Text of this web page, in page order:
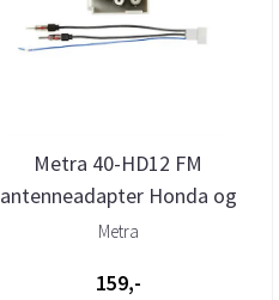
Metra 40-HD12 FM
antenneadapter Honda og
Acura
Metra
159,-